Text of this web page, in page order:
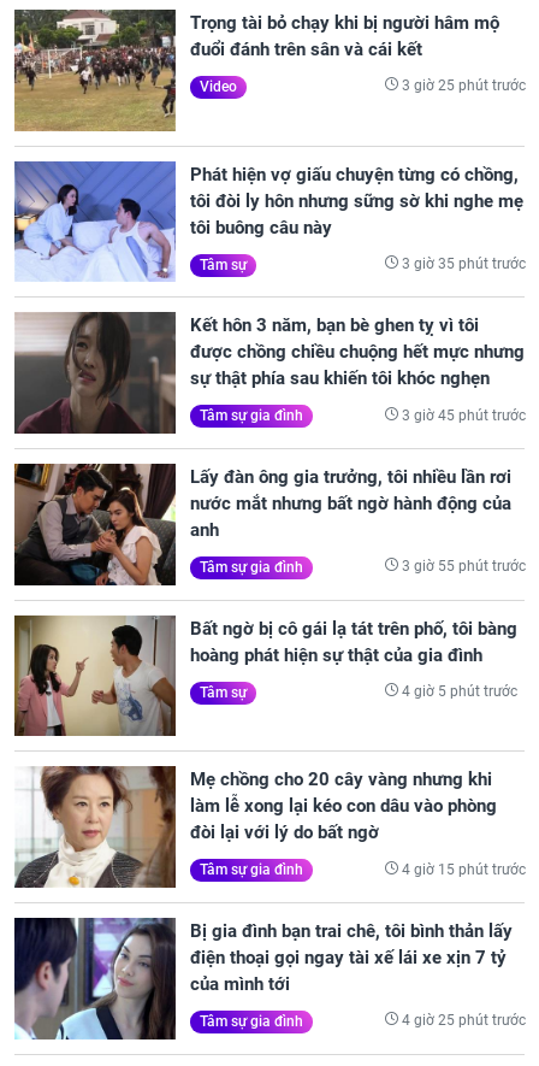
Trọng tài bỏ chạy khi bị người hâm mộ
đuổi đánh trên sân và cái kết
Video 3 giờ 25 phút trước
Phát hiện vợ giấu chuyện từng có chồng,
tôi đòi ly hôn nhưng sững sờ khi nghe mẹ
tôi buông câu này
Tâm sự 3 giờ 35 phút trước
Kết hôn 3 năm, bạn bè ghen tỵ vì tôi
được chồng chiều chuộng hết mực nhưng
sự thật phía sau khiến tôi khóc nghẹn
Tâm sự gia đình 3 giờ 45 phút trước
Lấy đàn ông gia trưởng, tôi nhiều lần rơi
nước mắt nhưng bất ngờ hành động của
anh
Tâm sự gia đình 3 giờ 55 phút trước
Bất ngờ bị cô gái lạ tát trên phố, tôi bàng
hoàng phát hiện sự thật của gia đình
Tâm sự 4 giờ 5 phút trước
Mẹ chồng cho 20 cây vàng nhưng khi
làm lễ xong lại kéo con dâu vào phòng
đòi lại với lý do bất ngờ
Tâm sự gia đình 4 giờ 15 phút trước
Bị gia đình bạn trai chê, tôi bình thản lấy
điện thoại gọi ngay tài xế lái xe xịn 7 tỷ
của mình tới
Tâm sự gia đình 4 giờ 25 phút trước